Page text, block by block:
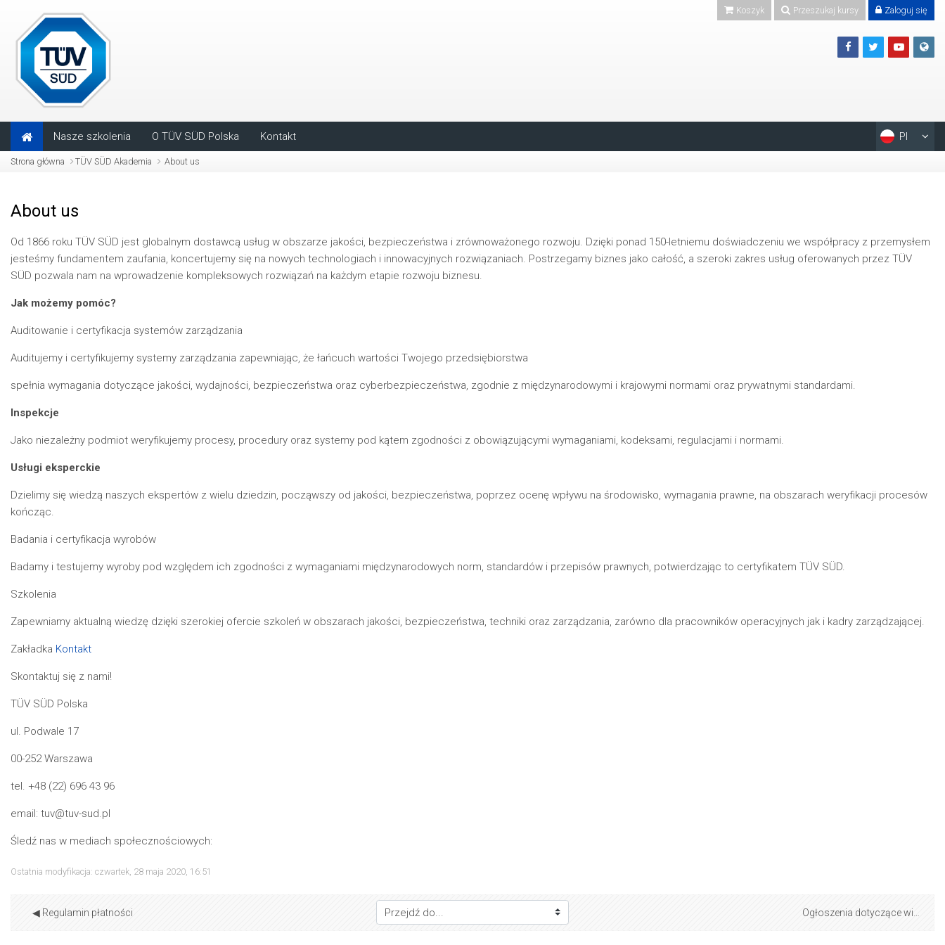
Koszyk Przeszukaj kursy Zaloguj się
Nasze szkolenia O TÜV SÜD Polska Kontakt Pl
Strona główna TÜV SÜD Akademia About us
About us
Od 1866 roku TÜV SÜD jest globalnym dostawcą usług w obszarze jakości, bezpieczeństwa i zrównoważonego rozwoju. Dzięki ponad 150-letniemu doświadczeniu we współpracy z przemysłem
jesteśmy fundamentem zaufania, koncertujemy się na nowych technologiach i innowacyjnych rozwiązaniach. Postrzegamy biznes jako całość, a szeroki zakres usług oferowanych przez TÜV
SÜD pozwala nam na wprowadzenie kompleksowych rozwiązań na każdym etapie rozwoju biznesu.
Jak możemy pomóc?
Auditowanie i certyfikacja systemów zarządzania
Auditujemy i certyfikujemy systemy zarządzania zapewniając, że łańcuch wartości Twojego przedsiębiorstwa
spełnia wymagania dotyczące jakości, wydajności, bezpieczeństwa oraz cyberbezpieczeństwa, zgodnie z międzynarodowymi i krajowymi normami oraz prywatnymi standardami.
Inspekcje
Jako niezależny podmiot weryfikujemy procesy, procedury oraz systemy pod kątem zgodności z obowiązującymi wymaganiami, kodeksami, regulacjami i normami.
Usługi eksperckie
Dzielimy się wiedzą naszych ekspertów z wielu dziedzin, począwszy od jakości, bezpieczeństwa, poprzez ocenę wpływu na środowisko, wymagania prawne, na obszarach weryfikacji procesów
kończąc.
Badania i certyfikacja wyrobów
Badamy i testujemy wyroby pod względem ich zgodności z wymaganiami międzynarodowych norm, standardów i przepisów prawnych, potwierdzając to certyfikatem TÜV SÜD.
Szkolenia
Zapewniamy aktualną wiedzę dzięki szerokiej ofercie szkoleń w obszarach jakości, bezpieczeństwa, techniki oraz zarządzania, zarówno dla pracowników operacyjnych jak i kadry zarządzającej.
Zakładka Kontakt
Skontaktuj się z nami!
TÜV SÜD Polska
ul. Podwale 17
00-252 Warszawa
tel. +48 (22) 696 43 96
email: tuv@tuv-sud.pl
Śledź nas w mediach społecznościowych:
Ostatnia modyfikacja: czwartek, 28 maja 2020, 16:51
◀︎ Regulamin płatności